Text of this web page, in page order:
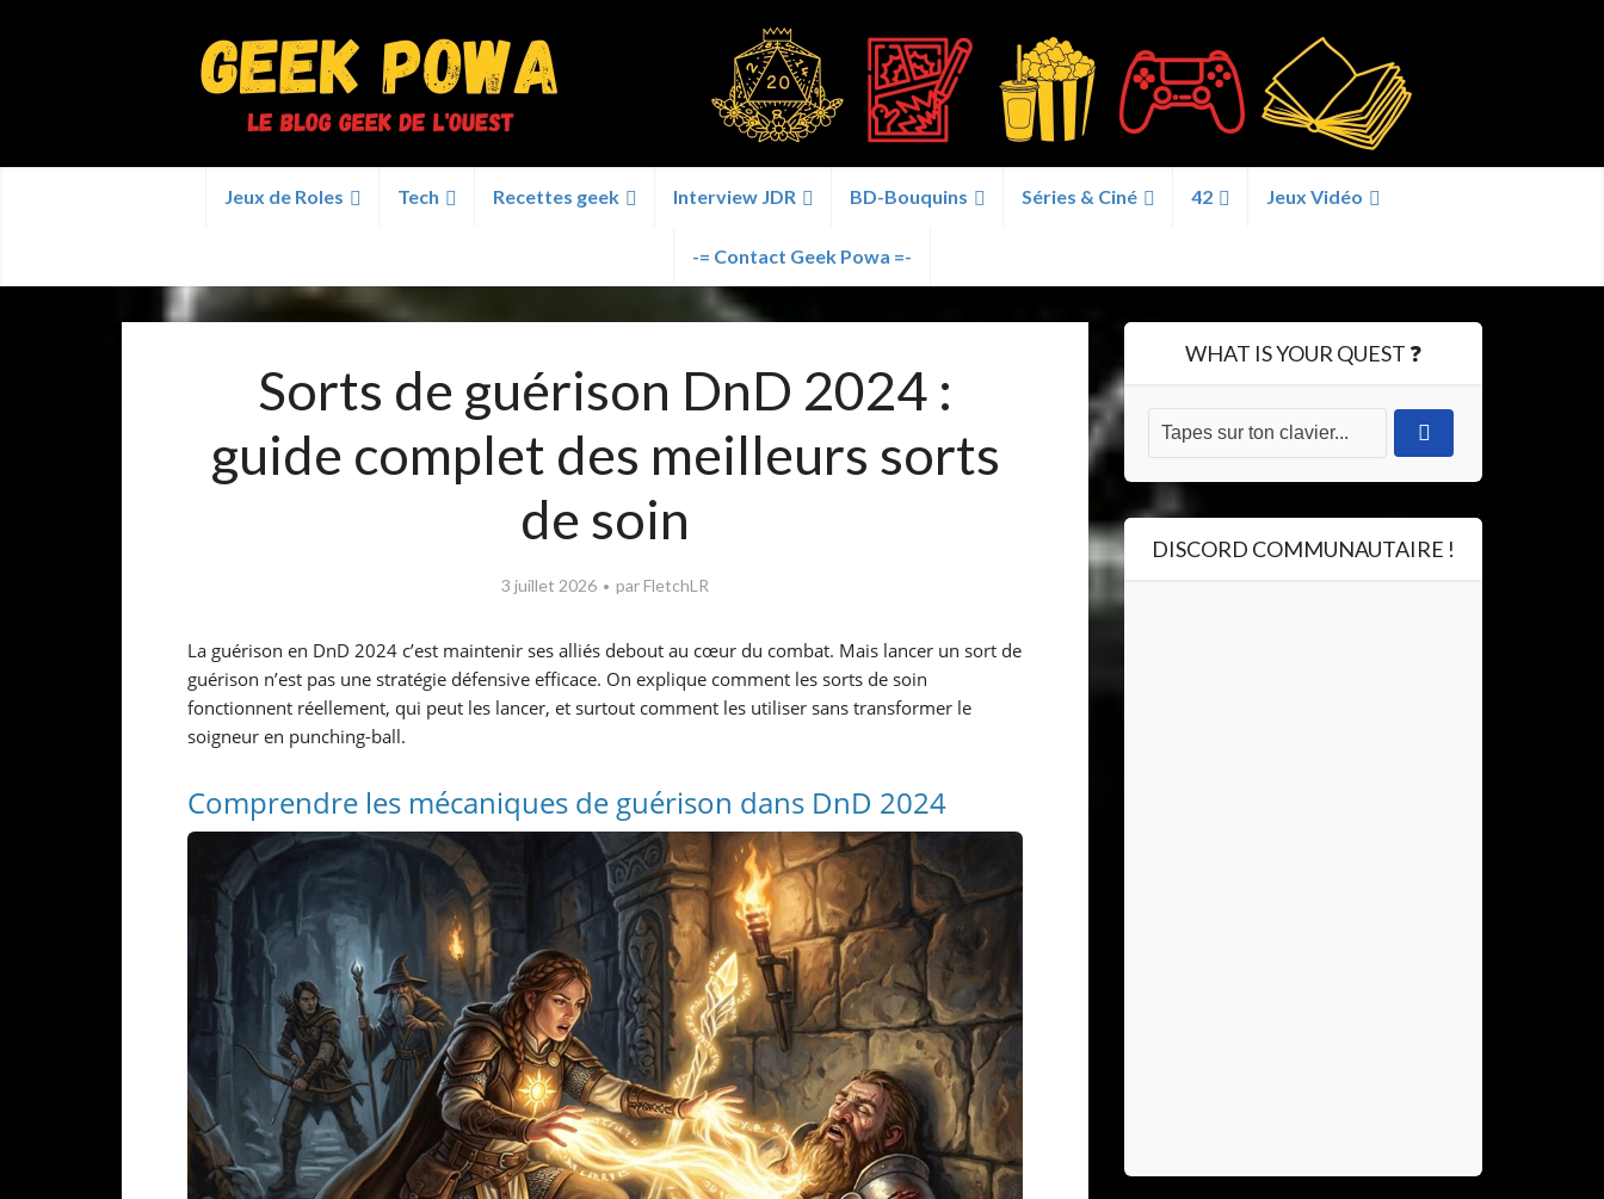
Jeux de Roles Tech Recettes geek Interview JDR BD-Bouquins Séries & Ciné 42 Jeux Vidéo
-= Contact Geek Powa =-
Sorts de guérison DnD 2024 :
guide complet des meilleurs sorts
de soin
3 juillet 2026 parFletchLR
La guérison en DnD 2024 c’est maintenir ses alliés debout au cœur du combat. Mais lancer un sort de
guérison n’est pas une stratégie défensive efficace. On explique comment les sorts de soin
fonctionnent réellement, qui peut les lancer, et surtout comment les utiliser sans transformer le
soigneur en punching-ball.
Comprendre les mécaniques de guérison dans DnD 2024
WHAT IS YOUR QUEST ❓
DISCORD COMMUNAUTAIRE !